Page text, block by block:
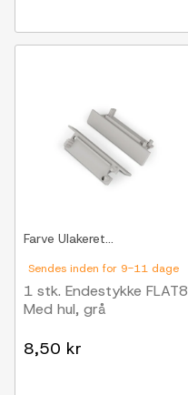
Sendes inden for 9-11 dage
Farve Ulakeret...
1 stk. Endestykke FLAT8
Med hul, grå
8,50 kr